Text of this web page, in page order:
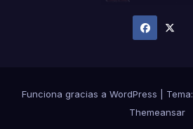
Funciona gracias a WordPress Tema:
Themeansar